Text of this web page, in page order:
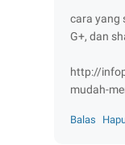
cara yang
G+, dan
http://
mudah-
Balas